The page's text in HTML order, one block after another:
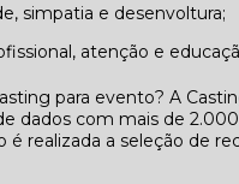
simpatia e desenvoltura;
atenção e
para evento? A
dados com mais de
é realizada a seleção de